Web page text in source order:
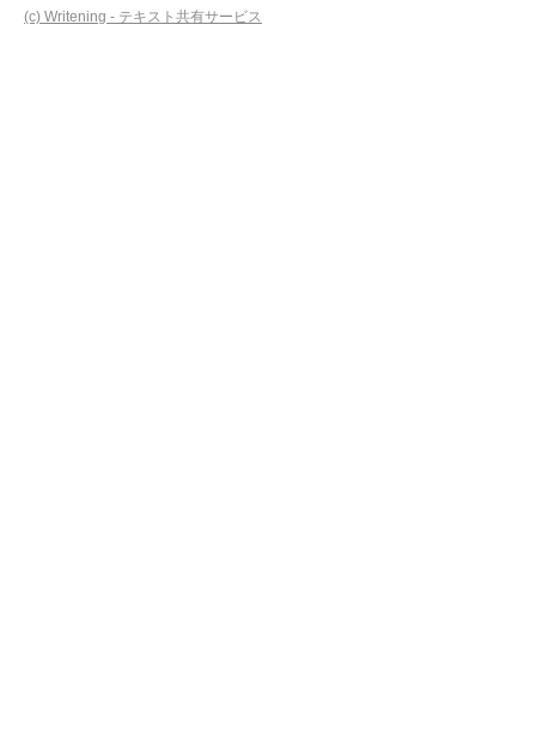
(c) Writening - テキスト共有サービス